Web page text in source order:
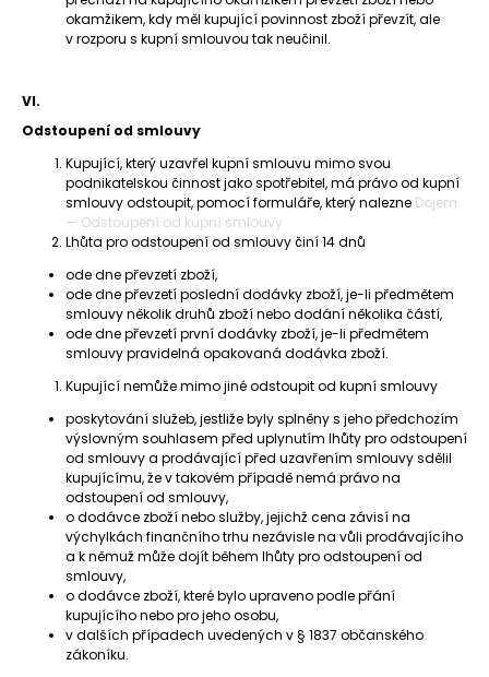
okamžikem, kdy měl kupující povinnost zboží převzít, ale
v rozporu s kupní smlouvou tak neučinil.
VI.
Odstoupení od smlouvy
Kupující, který uzavřel kupní smlouvu mimo svou
podnikatelskou činnost jako spotřebitel, má právo od kupní
smlouvy odstoupit, pomocí formuláře, který nalezne Dojem
— Odstoupení od kupní smlouvy
Lhůta pro odstoupení od smlouvy činí 14 dnů
ode dne převzetí zboží,
ode dne převzetí poslední dodávky zboží, je-li předmětem
smlouvy několik druhů zboží nebo dodání několika částí,
ode dne převzetí první dodávky zboží, je-li předmětem
smlouvy pravidelná opakovaná dodávka zboží.
Kupující nemůže mimo jiné odstoupit od kupní smlouvy
poskytování služeb, jestliže byly splněny s jeho předchozím
výslovným souhlasem před uplynutím lhůty pro odstoupení
od smlouvy a prodávající před uzavřením smlouvy sdělil
kupujícímu, že v takovém případě nemá právo na
odstoupení od smlouvy,
o dodávce zboží nebo služby, jejichž cena závisí na
výchylkách finančního trhu nezávisle na vůli prodávajícího
a k němuž může dojít během lhůty pro odstoupení od
smlouvy,
o dodávce zboží, které bylo upraveno podle přání
kupujícího nebo pro jeho osobu,
v dalších případech uvedených v § 1837 občanského
zákoníku.